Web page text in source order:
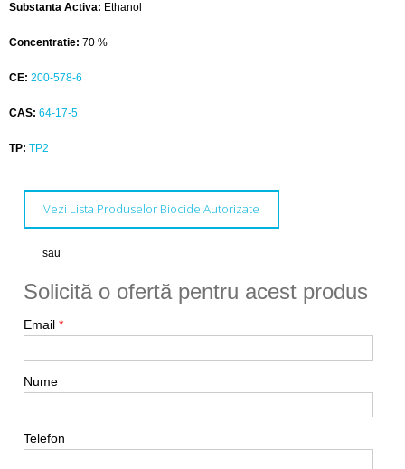
Substanta Activa: Ethanol
Concentratie: 70 %
CE: 200-578-6
CAS: 64-17-5
TP: TP2
Vezi Lista Produselor Biocide Autorizate
sau
Solicită o ofertă pentru acest produs
Email *
Nume
Telefon